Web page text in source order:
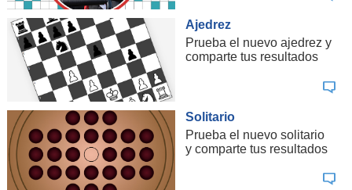
Ajedrez
Prueba el nuevo ajedrez y
comparte tus resultados
Solitario
Prueba el nuevo solitario
y comparte tus resultados